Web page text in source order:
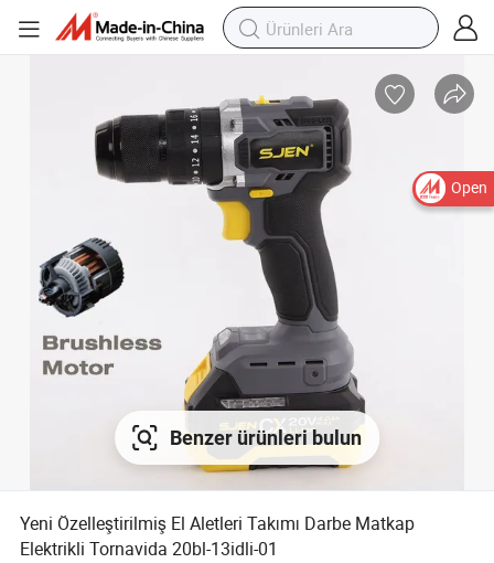
Open
Benzer ürünleri bulun
Yeni Özelleştirilmiş El Aletleri Takımı Darbe Matkap
Elektrikli Tornavida 20bl-13idli-01